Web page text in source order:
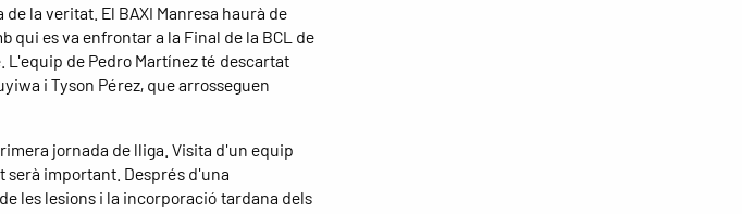
la veritat. El BAXI Manresa haurà de
qui es va enfrontar a la Final de la BCL de
L'equip de Pedro Martínez té descartat
i Tyson Pérez, que arrosseguen
jornada de lliga. Visita d'un equip
serà important. Després d'una
les lesions i la incorporació tardana dels